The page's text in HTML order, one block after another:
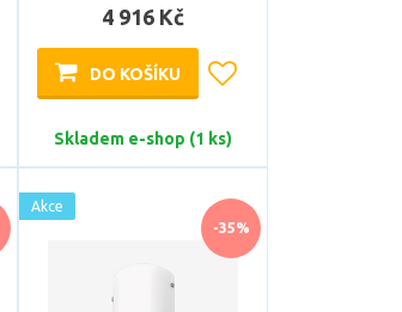
4 916 Kč
DO KOŠÍKU
Skladem e-shop (1 ks)
-35%
Akce